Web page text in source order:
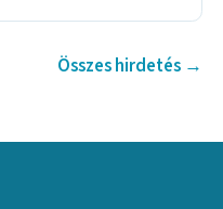
Összes hirdetés →